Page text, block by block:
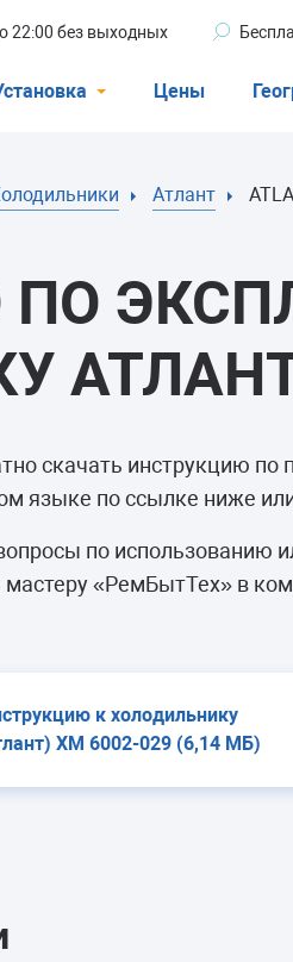
22:00 без выходных
машины
Посудомоечные машины
Цены
Атлант
скачать инструкцию по
языке по ссылке ниже
по использованию
«РемБытТех» в
к холодильнику
ХМ 6002-029 (6,14 МБ)